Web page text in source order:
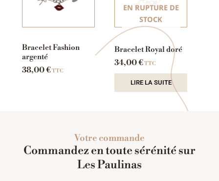
Bracelet Fashion
argenté
38,00€TTC
EN RUPTURE DE
STOCK
Bracelet Royal doré
34,00€TTC
LIRE LA SUITE
Votre commande
Commandez en toute sérénité sur
Les Paulinas